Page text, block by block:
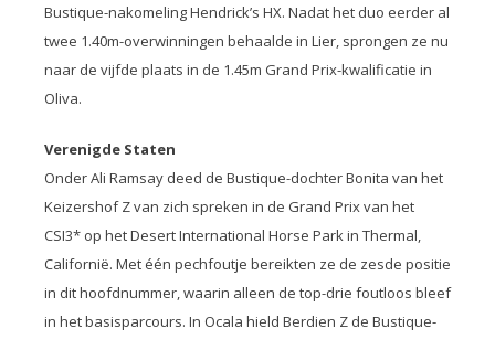
Bustique-nakomeling Hendrick’s HX. Nadat het duo eerder al
twee 1.40m-overwinningen behaalde in Lier, sprongen ze nu
naar de vijfde plaats in de 1.45m Grand Prix-kwalificatie in
Oliva.
Verenigde Staten
Onder Ali Ramsay deed de Bustique-dochter Bonita van het
Keizershof Z van zich spreken in de Grand Prix van het
CSI3* op het Desert International Horse Park in Thermal,
Californië. Met één pechfoutje bereikten ze de zesde positie
in dit hoofdnummer, waarin alleen de top-drie foutloos bleef
in het basisparcours. In Ocala hield Berdien Z de Bustique-